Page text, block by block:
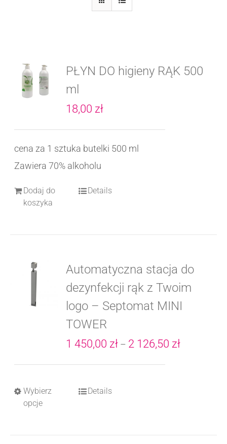
PŁYN DO higieny RĄK 500
ml
18,00 zł
cena za 1 sztuka butelki 500 ml
Zawiera 70% alkoholu
Dodaj do
koszyka
Details
Automatyczna stacja do
dezynfekcji rąk z Twoim
logo – Septomat MINI
TOWER
1 450,00 zł – 2 126,50 złZakres
Wybierz
opcje
TenDetails